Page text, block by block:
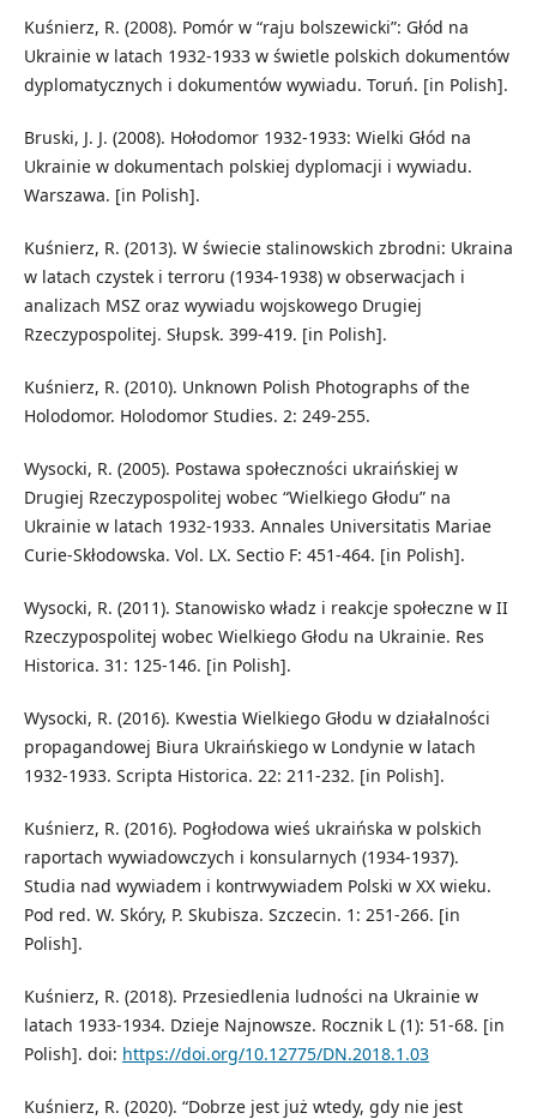
Kuśnierz, R. (2008). Pomór w “raju bolszewicki”: Głód na
Ukrainie w latach 1932-1933 w świetle polskich dokumentów
dyplomatycznych i dokumentów wywiadu. Toruń. [in Polish].
Bruski, J. J. (2008). Hołodomor 1932-1933: Wielki Głód na
Ukrainie w dokumentach polskiej dyplomacji i wywiadu.
Warszawa. [in Polish].
Kuśnierz, R. (2013). W świecie stalinowskich zbrodni: Ukraina
w latach czystek i terroru (1934-1938) w obserwacjach i
analizach MSZ oraz wywiadu wojskowego Drugiej
Rzeczypospolitej. Słupsk. 399-419. [in Polish].
Kuśnierz, R. (2010). Unknown Polish Photographs of the
Holodomor. Holodomor Studies. 2: 249-255.
Wysocki, R. (2005). Postawa społeczności ukraińskiej w
Drugiej Rzeczypospolitej wobec “Wielkiego Głodu” na
Ukrainie w latach 1932-1933. Annales Universitatis Mariae
Curie-Skłodowska. Vol. LX. Sectio F: 451-464. [in Polish].
Wysocki, R. (2011). Stanowisko władz i reakcje społeczne w II
Rzeczypospolitej wobec Wielkiego Głodu na Ukrainie. Res
Historica. 31: 125-146. [in Polish].
Wysocki, R. (2016). Kwestia Wielkiego Głodu w działalności
propagandowej Biura Ukraińskiego w Londynie w latach
1932-1933. Scripta Historica. 22: 211-232. [in Polish].
Kuśnierz, R. (2016). Pogłodowa wieś ukraińska w polskich
raportach wywiadowczych i konsularnych (1934-1937).
Studia nad wywiadem i kontrwywiadem Polski w XX wieku.
Pod red. W. Skóry, P. Skubisza. Szczecin. 1: 251-266. [in
Polish].
Kuśnierz, R. (2018). Przesiedlenia ludności na Ukrainie w
latach 1933-1934. Dzieje Najnowsze. Rocznik L (1): 51-68. [in
Polish]. doi: https://doi.org/10.12775/DN.2018.1.03
Kuśnierz, R. (2020). “Dobrze jest już wtedy, gdy nie jest